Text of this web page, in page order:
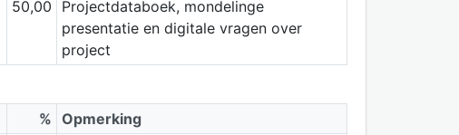
50,00
Projectdataboek, mondelinge
presentatie en digitale vragen over
project
% Opmerking